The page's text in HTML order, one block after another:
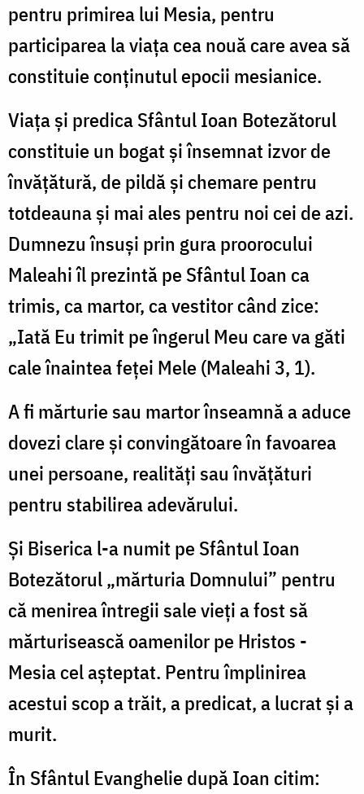
pentru primirea lui Mesia, pentru
participarea la viaţa cea nouă care avea să
constituie conţinutul epocii mesianice.
Viaţa şi predica Sfântul Ioan Botezătorul
constituie un bogat şi însemnat izvor de
învăţătură, de pildă şi chemare pentru
totdeauna şi mai ales pentru noi cei de azi.
Dumnezu însuşi prin gura proorocului
Maleahi îl prezintă pe Sfântul Ioan ca
trimis, ca martor, ca vestitor când zice:
„Iată Eu trimit pe îngerul Meu care va găti
cale înaintea feţei Mele (Maleahi 3, 1).
A fi mărturie sau martor înseamnă a aduce
dovezi clare şi convingătoare în favoarea
unei persoane, realităţi sau învăţături
pentru stabilirea adevărului.
Şi Biserica l-a numit pe Sfântul Ioan
Botezătorul „mărturia Domnului” pentru
că menirea întregii sale vieţi a fost să
mărturisească oamenilor pe Hristos -
Mesia cel aşteptat. Pentru împlinirea
acestui scop a trăit, a predicat, a lucrat şi a
murit.
În Sfântul Evanghelie după Ioan citim: